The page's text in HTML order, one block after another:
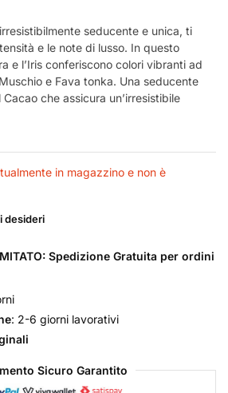
seducente e unica, ti
e le note di lusso. In questo
e l’Iris conferiscono colori vibranti ad
e Fava tonka. Una seducente
che assicura un’irresistibile
in magazzino e non è
desideri
Spedizione Gratuita per ordini
: 2-6 giorni lavorativi
Sicuro Garantito